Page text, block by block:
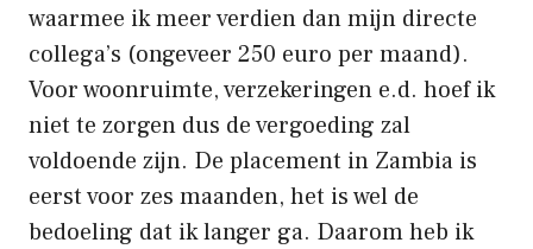
waarmee ik meer verdien dan mijn directe
collega’s (ongeveer 250 euro per maand).
Voor woonruimte, verzekeringen e.d. hoef ik
niet te zorgen dus de vergoeding zal
voldoende zijn. De placement in Zambia is
eerst voor zes maanden, het is wel de
bedoeling dat ik langer ga. Daarom heb ik